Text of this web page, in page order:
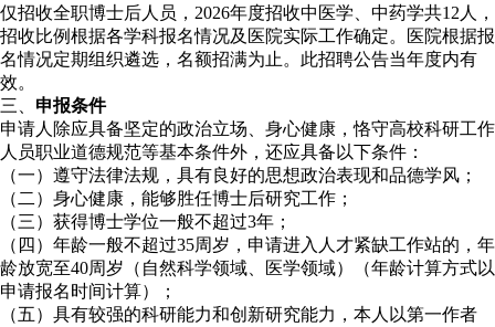
仅招收全职博士后人员，2026年度招收中医学、中药学共12人，
招收比例根据各学科报名情况及医院实际工作确定。医院根据报
名情况定期组织遴选，名额招满为止。此招聘公告当年度内有
效。
三、 申报条件
申请人除应具备坚定的政治立场、身心健康，恪守高校科研工作
人员职业道德规范等基本条件外，还应具备以下条件：
（一）遵守法律法规，具有良好的思想政治表现和品德学风；
（二）身心健康，能够胜任博士后研究工作；
（三）获得博士学位一般不超过3年；
（四）年龄一般不超过35周岁，申请进入人才紧缺工作站的，年
龄放宽至40周岁（自然科学领域、医学领域）（年龄计算方式以
申请报名时间计算）；
（五）具有较强的科研能力和创新研究能力，本人以第一作者